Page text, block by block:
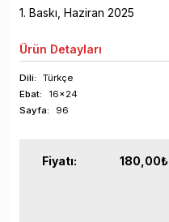
1. Baskı, Haziran 2025
Ürün Detayları
Dili:
Türkçe
Ebat:
16x24
Sayfa: 96
Fiyatı: 180,00₺